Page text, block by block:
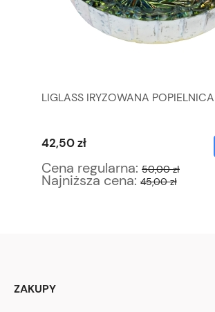
LIGLASS IRYZOWANA POPIELNICA
42,50 zł
Cena regularna: 50,00 zł
Najniższa cena: 45,00 zł
ZAKUPY